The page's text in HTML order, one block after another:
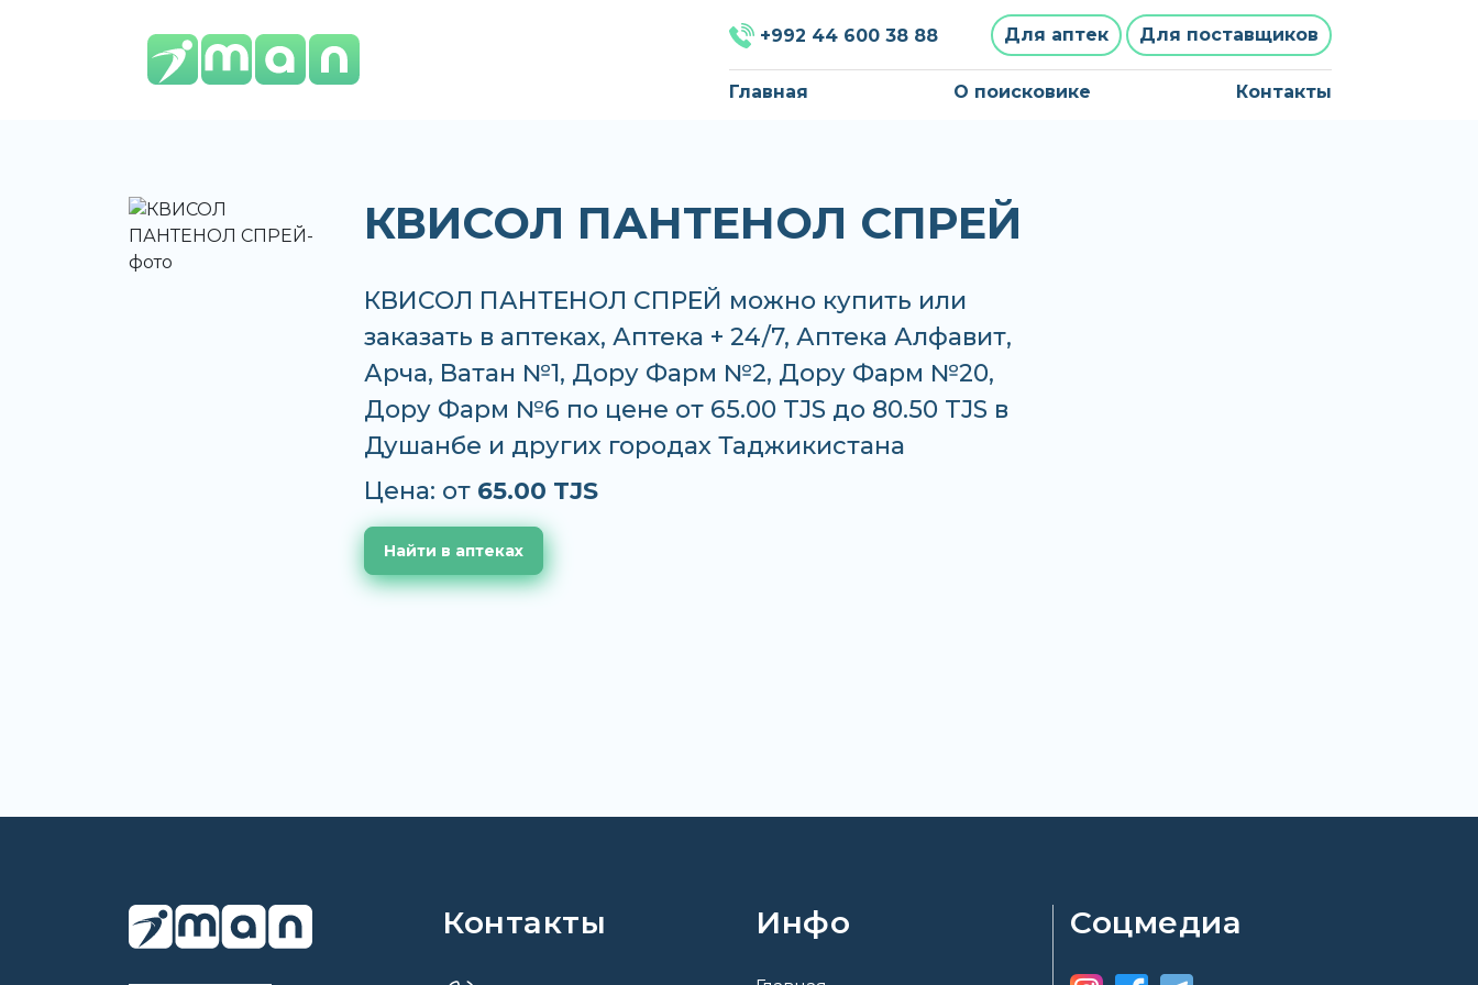
+992 44 600 38 88 Для аптек Для поставщиков
Главная О поисковике Контакты
КВИСОЛ ПАНТЕНОЛ СПРЕЙ
КВИСОЛ ПАНТЕНОЛ СПРЕЙ можно купить или
заказать в аптеках, Аптека + 24/7, Аптека Алфавит,
Арча, Ватан №1, Дору Фарм №2, Дору Фарм №20,
Дору Фарм №6 по цене от 65.00 TJS до 80.50 TJS в
Душанбе и других городах Таджикистана
Цена: от 65.00 TJS
Найти в аптеках
Контакты Инфо Соцмедиа